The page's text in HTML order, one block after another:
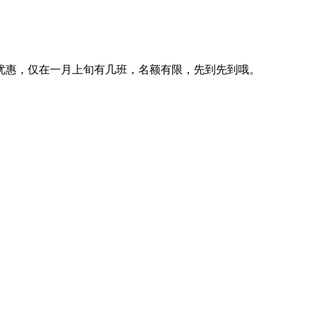
，仅在一月上旬有几班，名额有限，先到先到哦。